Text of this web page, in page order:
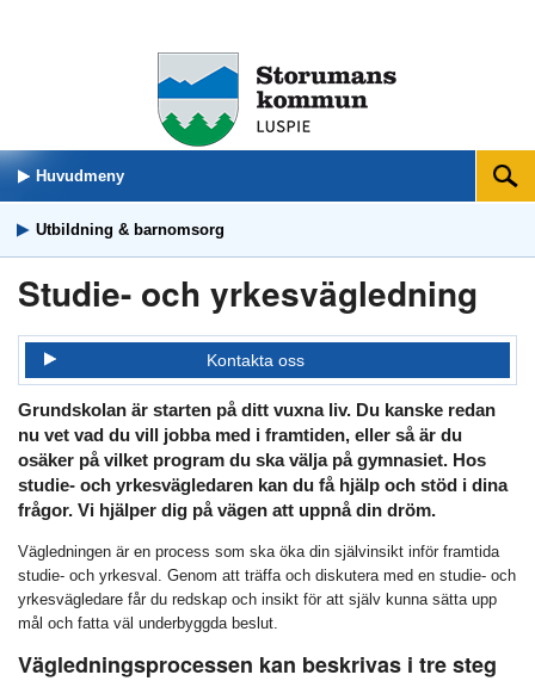
Huvudmeny Sök
Utbildning & barnomsorg
Studie- och yrkesvägledning
Kontakta oss
Grundskolan är starten på ditt vuxna liv. Du kanske redan
nu vet vad du vill jobba med i framtiden, eller så är du
osäker på vilket program du ska välja på gymnasiet. Hos
studie- och yrkesvägledaren kan du få hjälp och stöd i dina
frågor. Vi hjälper dig på vägen att uppnå din dröm.
Vägledningen är en process som ska öka din självinsikt inför framtida
studie- och yrkesval. Genom att träffa och diskutera med en studie- och
yrkesvägledare får du redskap och insikt för att själv kunna sätta upp
mål och fatta väl underbyggda beslut.
Vägledningsprocessen kan beskrivas i tre steg